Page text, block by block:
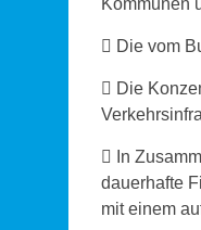
Kommunen
 Die vom
 Die
 In
dauerhafte
mit einem